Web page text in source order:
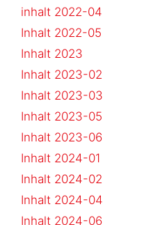
inhalt 2022-04
Inhalt 2022-05
Inhalt 2023
Inhalt 2023-02
Inhalt 2023-03
Inhalt 2023-05
Inhalt 2023-06
Inhalt 2024-01
Inhalt 2024-02
Inhalt 2024-04
Inhalt 2024-06